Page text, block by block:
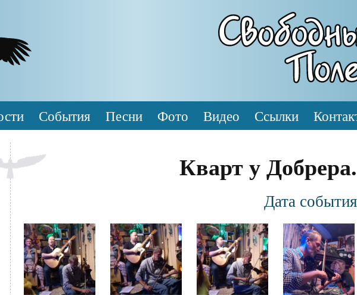
События Песни Фото Видео Ссылки
Кварт у
Дата
Файл
изображения
Файл
изображения
Файл
изображения
Файл
изображения